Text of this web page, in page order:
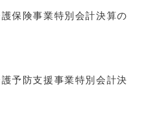
保険事業特別会計決算の
予防支援事業特別会計決